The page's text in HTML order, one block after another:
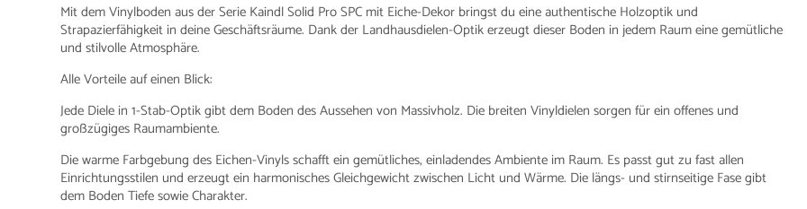
Mit dem Vinylboden aus der Serie Kaindl Solid Pro SPC mit Eiche-Dekor bringst du eine authentische Holzoptik und
Strapazierfähigkeit in deine Geschäftsräume. Dank der Landhausdielen-Optik erzeugt dieser Boden in jedem Raum eine gemütliche
und stilvolle Atmosphäre.
Alle Vorteile auf einen Blick:
Jede Diele in 1-Stab-Optik gibt dem Boden des Aussehen von Massivholz. Die breiten Vinyldielen sorgen für ein offenes und
großzügiges Raumambiente.
Die warme Farbgebung des Eichen-Vinyls schafft ein gemütliches, einladendes Ambiente im Raum. Es passt gut zu fast allen
Einrichtungsstilen und erzeugt ein harmonisches Gleichgewicht zwischen Licht und Wärme. Die längs- und stirnseitige Fase gibt
dem Boden Tiefe sowie Charakter.